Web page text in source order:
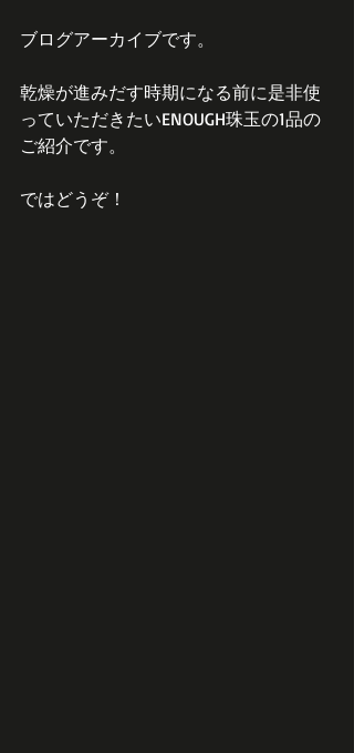
ブログアーカイブです。
乾燥が進みだす時期になる前に是非使
っていただきたいENOUGH珠玉の1品の
ご紹介です。
ではどうぞ！